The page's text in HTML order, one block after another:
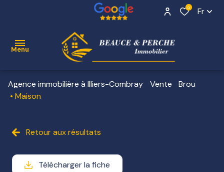
0 Fr
Menu
ACCUEIL
NOS
VENDUS
Agence immobilière à Illiers-Combray Vente
Brou
Maison
Retour aux résultats
Télécharger la fiche